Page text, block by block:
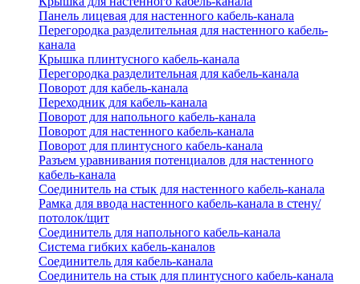
Панель лицевая для настенного кабель-канала
Перегородка разделительная для настенного кабель-
канала
Крышка плинтусного кабель-канала
Перегородка разделительная для кабель-канала
Поворот для кабель-канала
Переходник для кабель-канала
Поворот для напольного кабель-канала
Поворот для настенного кабель-канала
Поворот для плинтусного кабель-канала
Разъем уравнивания потенциалов для настенного
кабель-канала
Соединитель на стык для настенного кабель-канала
Рамка для ввода настенного кабель-канала в стену/
потолок/щит
Соединитель для напольного кабель-канала
Система гибких кабель-каналов
Соединитель для кабель-канала
Соединитель на стык для плинтусного кабель-канала